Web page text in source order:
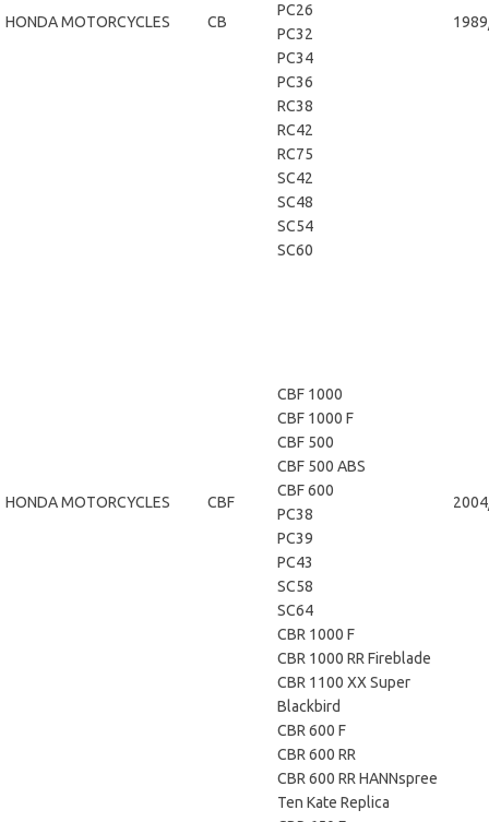
HONDA MOTORCYCLES CB
PC26
PC32
PC34
PC36
RC38
RC42
RC75
SC42
SC48
SC54
SC60
HONDA MOTORCYCLES CBF
CBF 1000
CBF 1000 F
CBF 500
CBF 500 ABS
CBF 600
PC38
PC39
PC43
SC58
SC64
CBR 1000 F
CBR 1000 RR Fireblade
CBR 1100 XX Super
Blackbird
CBR 600 F
CBR 600 RR
CBR 600 RR HANNspree
Ten Kate Replica